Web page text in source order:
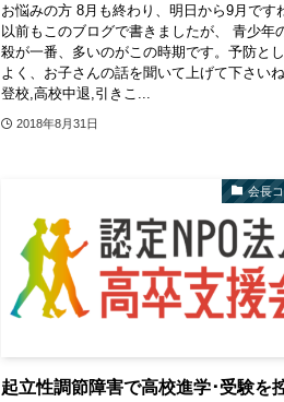
お悩みの方 8月も終わり、明日から9月です
以前もこのブログで書きましたが、 青少年
殺が一番、多いのがこの時期です。予防と
よく、お子さんの話を聞いて上げて下さい
登校,高校中退,引きこ...
2018年8月31日
会長
起立性調節障害で高校進学･受験を